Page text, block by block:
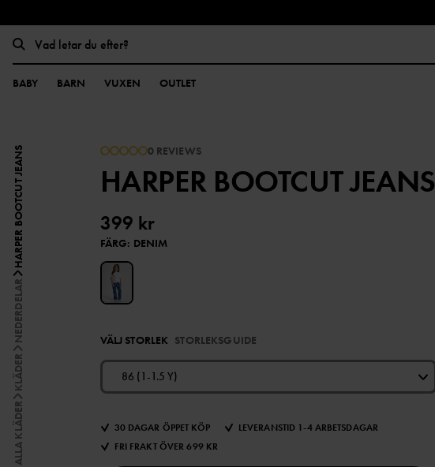
BABY BARN VUXEN OUTLET
ALLA KLÄDER
KLÄDER
NEDERDELAR
HARPER BOOTCUT JEANS 0 REVIEWS
HARPER BOOTCUT JEANS
399 kr
FÄRG: DENIM
VÄLJ STORLEK STORLEKSGUIDE
86 (1-1.5 Y)
30 DAGAR ÖPPET KÖP
LEVERANSTID 1-4 ARBETSDAGAR
FRI FRAKT ÖVER 699 KR